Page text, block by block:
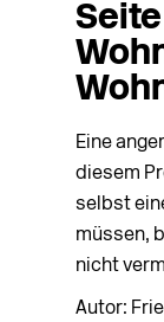
Seite
Eine
diesem
selbst
müssen,
nicht
Autor: